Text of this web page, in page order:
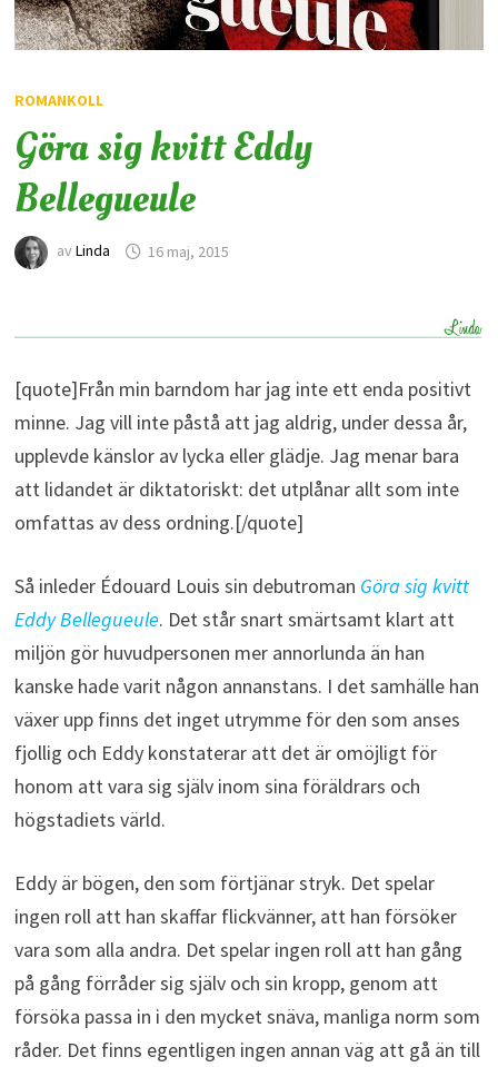
ROMANKOLL
Göra sig kvitt Eddy
Bellegueule
av Linda 16 maj, 2015
[quote]Från min barndom har jag inte ett enda positivt
minne. Jag vill inte påstå att jag aldrig, under dessa år,
upplevde känslor av lycka eller glädje. Jag menar bara
att lidandet är diktatoriskt: det utplånar allt som inte
omfattas av dess ordning.[/quote]
Så inleder Édouard Louis sin debutroman Göra sig kvitt
Eddy Bellegueule. Det står snart smärtsamt klart att
miljön gör huvudpersonen mer annorlunda än han
kanske hade varit någon annanstans. I det samhälle han
växer upp finns det inget utrymme för den som anses
fjollig och Eddy konstaterar att det är omöjligt för
honom att vara sig själv inom sina föräldrars och
högstadiets värld.
Eddy är bögen, den som förtjänar stryk. Det spelar
ingen roll att han skaffar flickvänner, att han försöker
vara som alla andra. Det spelar ingen roll att han gång
på gång förråder sig själv och sin kropp, genom att
försöka passa in i den mycket snäva, manliga norm som
råder. Det finns egentligen ingen annan väg att gå än till